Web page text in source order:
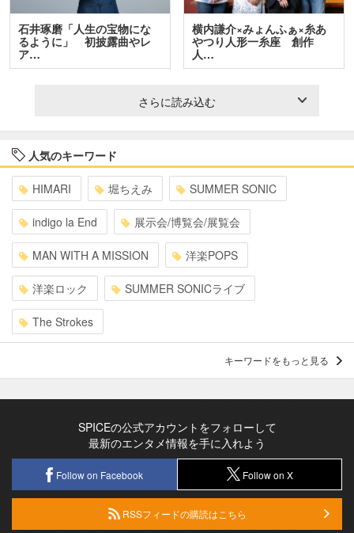
石井琢磨「人生の宝物にな
るように」 初披露曲やレ
ア…
横内謙介×みょんふぁ×糸あ
やつり人形一糸座 創作
人…
さらに読み込む
人気のキーワード
HIMARI 堀ちえみ SUMMER SONIC
indigo la End 展示会/博覧会/展覧会
MAN WITH A MISSION 洋楽POPS
洋楽ロック SUMMER SONICライブ
The Strokes
キーワードをもっと見る
SPICEの公式アカウントをフォローして
最新のエンタメ情報を手に入れよう
Follow on Facebook Follow on X
RSSフィードの購読はこちら